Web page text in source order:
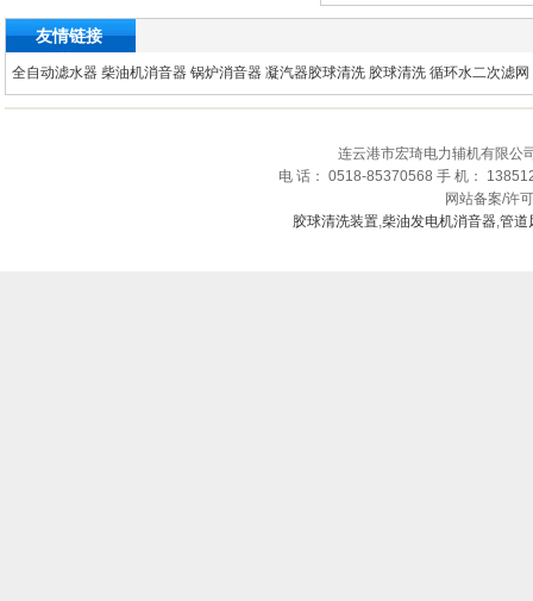
友情链接
全自动滤水器 柴油机消音器 锅炉消音器 凝汽器胶球清洗 胶球清洗 循环水二次滤网
连云港市宏琦电力辅机有限公
电 话： 0518-85370568 手 机：
网站备案/许
胶球清洗装置,柴油发电机消音器,管道